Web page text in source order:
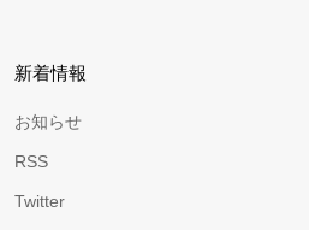
新着情報
お知らせ
RSS
Twitter